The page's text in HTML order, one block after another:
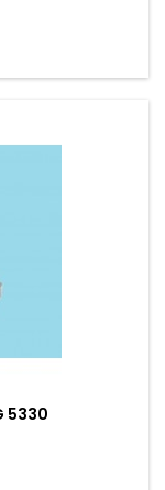
5330